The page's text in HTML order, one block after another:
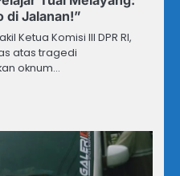
di Jalanan!”
Ketua Komisi III DPR RI,
atas tragedi
oknum…